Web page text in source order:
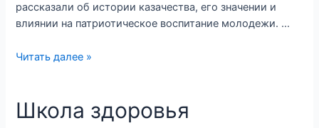
рассказали об истории казачества, его значении и
влиянии на патриотическое воспитание молодежи. …
Читать далее »
Школа здоровья